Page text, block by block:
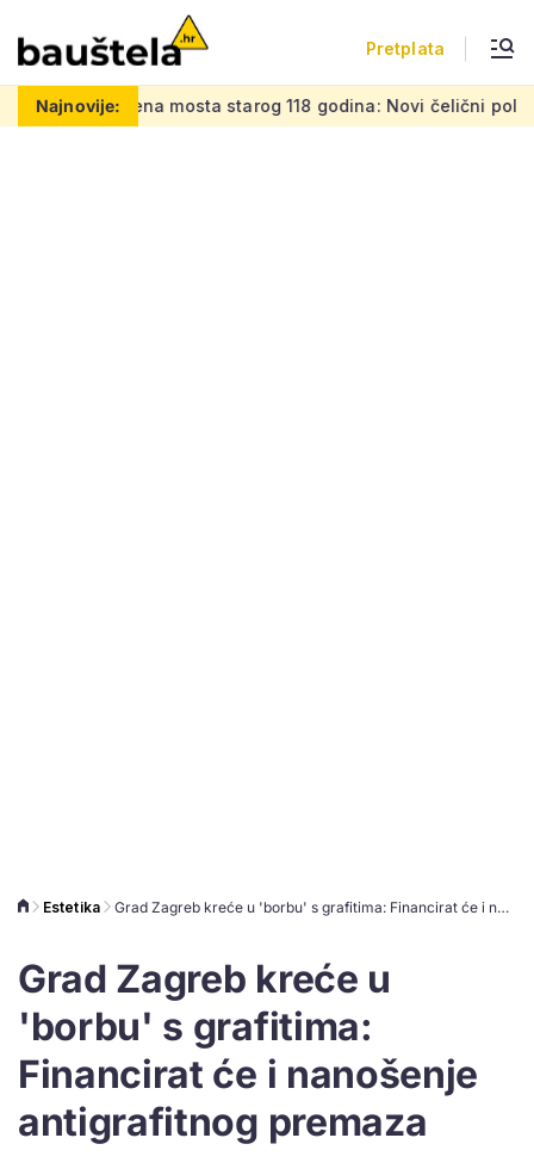
Pretplata
Najnovije:
mosta starog 118 godina: Novi čelični poluluk lebdi nad
Estetika Grad Zagreb kreće u 'borbu' s grafitima: Financirat će i nanošenje antigrafitnog premaza
Grad Zagreb kreće u
'borbu' s grafitima:
Financirat će i nanošenje
antigrafitnog premaza